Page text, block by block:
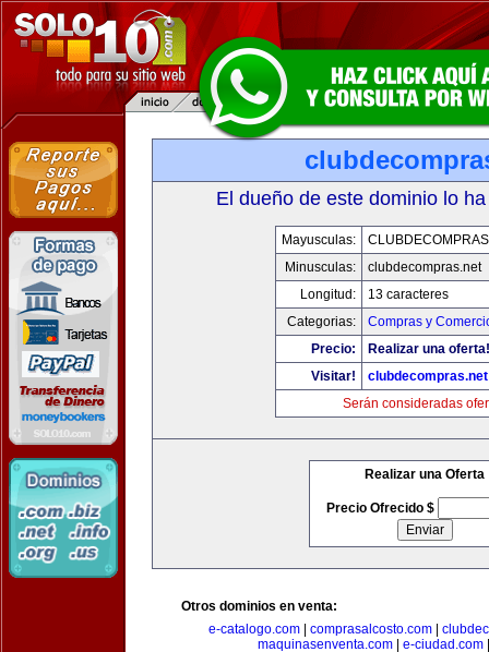
El dueño de este dominio lo
Mayusculas:
Minusculas:
clubdecompras.net
Longitud:
13 caracteres
Categorias:
Compras y
Precio:
Realizar una oferta!
Visitar!
clubdecompras.net
Serán consideradas
Realizar una Oferta
Precio Ofrecido $
Otros dominios en venta:
e-catalogo.com
comprasalcosto.com
maquinasenventa.com| e-ciudad.com